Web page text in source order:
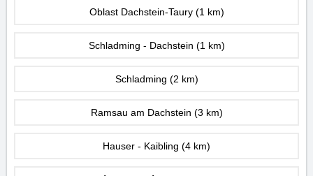
Oblast Dachstein-Taury (1 km)
Schladming - Dachstein (1 km)
Schladming (2 km)
Ramsau am Dachstein (3 km)
Hauser - Kaibling (4 km)